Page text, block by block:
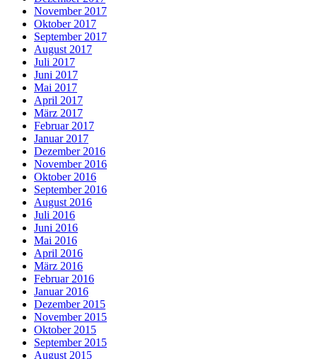
November 2017
Oktober 2017
September 2017
August 2017
Juli 2017
Juni 2017
Mai 2017
April 2017
März 2017
Februar 2017
Januar 2017
Dezember 2016
November 2016
Oktober 2016
September 2016
August 2016
Juli 2016
Juni 2016
Mai 2016
April 2016
März 2016
Februar 2016
Januar 2016
Dezember 2015
November 2015
Oktober 2015
September 2015
August 2015